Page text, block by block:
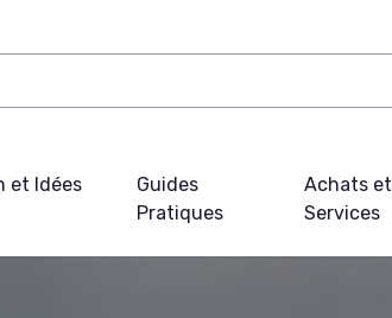
et Idées
Guides
Pratiques
Achats et
Services